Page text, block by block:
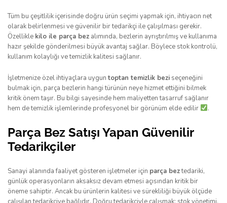
Tüm bu çeşitlilik içerisinde doğru ürün seçimi yapmak için, ihtiyacın net
olarak belirlenmesi ve güvenilir bir tedarikçi ile çalışılması gerekir.
Özellikle kilo ile parça bez alımında, bezlerin ayrıştırılmış ve kullanıma
hazır şekilde gönderilmesi büyük avantaj sağlar. Böylece stok kontrolü,
kullanım kolaylığı ve temizlik kalitesi sağlanır.
İşletmenize özel ihtiyaçlara uyguntoptan temizlik bezi seçeneğini
bulmak için, parça bezlerin hangi türünün neye hizmet ettiğini bilmek
kritik önem taşır. Bu bilgi sayesinde hem maliyetten tasarruf sağlanır
hem de temizlik işlemlerinde profesyonel bir görünüm elde edilir
.
Parça Bez Satışı Yapan Güvenilir
Tedarikçiler
Sanayi alanında faaliyet gösteren işletmeler için parça beztedariki,
günlük operasyonların aksaksız devam etmesi açısından kritik bir
öneme sahiptir. Ancak bu ürünlerin kalitesi ve sürekliliği büyük ölçüde